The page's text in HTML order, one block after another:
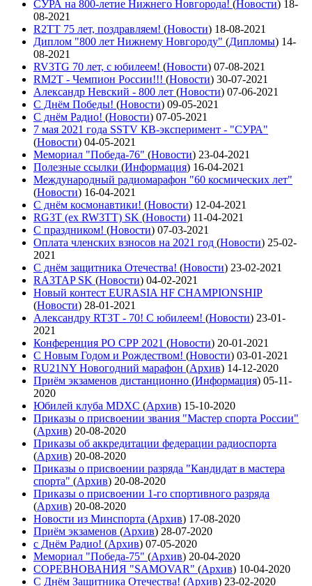
СУРА на 800-летие Нижнего Новгорода! (Новости) 18-
08-2021
R2TT 75 лет, поздравляем! (Новости) 18-08-2021
Диплом "800 лет Нижнему Новгороду" (Дипломы) 14-
08-2021
RV3TG 70 лет, с юбилеем! (Новости) 07-08-2021
RM2T - Чемпион России!!! (Новости) 30-07-2021
Александр Невский - 800 лет (Новости) 07-06-2021
С Днём Победы! (Новости) 09-05-2021
C днём Радио! (Новости) 07-05-2021
7 мая 2021 года SSTV КВ-эксперимент - "СУРА"
(Новости) 04-05-2021
Мемориал "Победа-76" (Новости) 23-04-2021
Полезные ссылки (Информация) 16-04-2021
Международный радиомарафон "60 космических лет"
(Новости) 16-04-2021
С днём космонавтики! (Новости) 12-04-2021
RG3T (ex RW3TT) SK (Новости) 11-04-2021
С праздником! (Новости) 07-03-2021
Оплата членских взносов на 2021 год (Новости) 25-02-
2021
С днём защитника Отечества! (Новости) 23-02-2021
RA3TAP SK (Новости) 04-02-2021
Новый контест EURASIA HF CHAMPIONSHIP
(Новости) 28-01-2021
Александру RT3T - 70! С юбилеем! (Новости) 23-01-
2021
Конференция РО СРР 2021 (Новости) 20-01-2021
С Новым Годом и Рождеством! (Новости) 03-01-2021
RU21NY Новогодний марафон (Архив) 14-12-2020
Приём экзаменов дистанционно (Информация) 05-11-
2020
Юбилей клуба MDXC (Архив) 15-10-2020
Приказы о присвоении звания "Мастер спорта России"
(Архив) 20-08-2020
Приказы об аккредитации федерации радиоспорта
(Архив) 20-08-2020
Приказы о присвоении разряда "Кандидат в мастера
спорта" (Архив) 20-08-2020
Приказы о присвоении 1-го спортивного разряда
(Архив) 20-08-2020
Новости из Минспорта (Архив) 17-08-2020
Приём экзаменов (Архив) 28-07-2020
с Днём Радио! (Архив) 07-05-2020
Мемориал "Победа-75" (Архив) 20-04-2020
СОРЕВНОВАНИЯ "SAMOVAR" (Архив) 10-04-2020
С Днём Защитника Отечества! (Архив) 23-02-2020